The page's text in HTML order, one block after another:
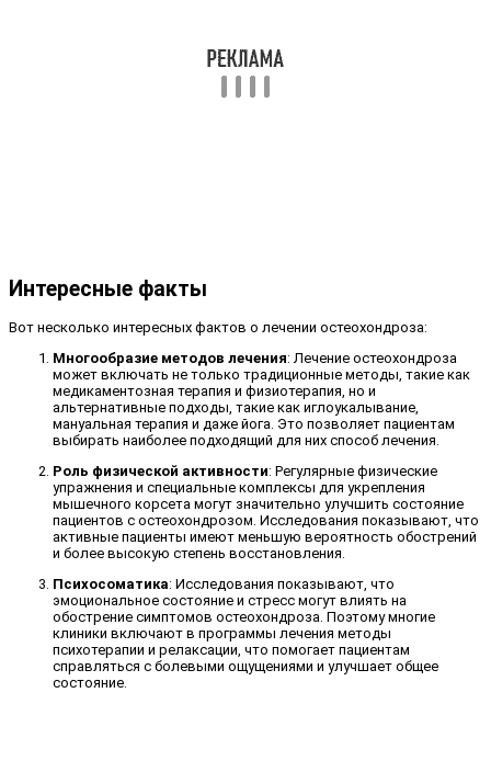
Интересные факты
Вот несколько интересных фактов о лечении остеохондроза:
Многообразие методов лечения: Лечение остеохондроза
может включать не только традиционные методы, такие как
медикаментозная терапия и физиотерапия, но и
альтернативные подходы, такие как иглоукалывание,
мануальная терапия и даже йога. Это позволяет пациентам
выбирать наиболее подходящий для них способ лечения.
Роль физической активности: Регулярные физические
упражнения и специальные комплексы для укрепления
мышечного корсета могут значительно улучшить состояние
пациентов с остеохондрозом. Исследования показывают, что
активные пациенты имеют меньшую вероятность обострений
и более высокую степень восстановления.
Психосоматика: Исследования показывают, что
эмоциональное состояние и стресс могут влиять на
обострение симптомов остеохондроза. Поэтому многие
клиники включают в программы лечения методы
психотерапии и релаксации, что помогает пациентам
справляться с болевыми ощущениями и улучшает общее
состояние.